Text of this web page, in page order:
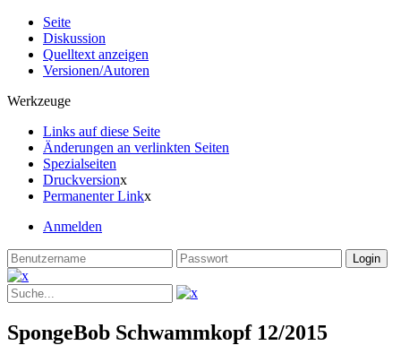
Seite
Diskussion
Quelltext anzeigen
Versionen/Autoren
Werkzeuge
Links auf diese Seite
Änderungen an verlinkten Seiten
Spezialseiten
Druckversionx
Permanenter Linkx
Anmelden
SpongeBob Schwammkopf 12/2015